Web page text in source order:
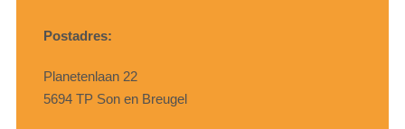
Postadres:
Planetenlaan 22
5694 TP Son en Breugel